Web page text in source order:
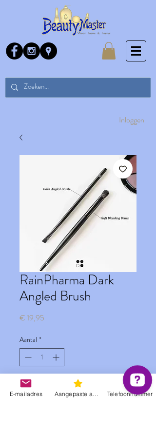
Inloggen
RainPharma Dark
Angled Brush
€ 19,95
Aantal *
In winkelwagen
E-mailadres Telefoonnummer